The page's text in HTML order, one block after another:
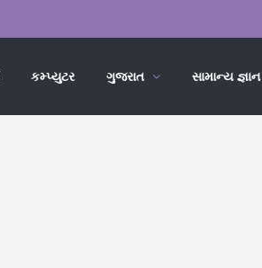
કમ્પ્યુટર ગુજરાત સામાન્ય જ્ઞાન